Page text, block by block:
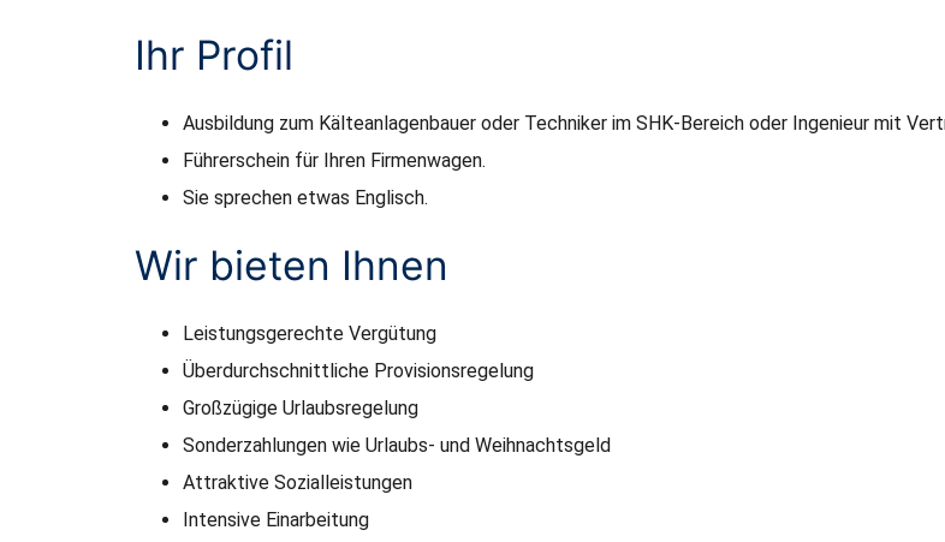
Ihr Profil
Ausbildung zum Kälteanlagenbauer oder Techniker im SHK-Bereich oder Ingenieur mit
Führerschein für Ihren Firmenwagen.
Sie sprechen etwas Englisch.
Wir bieten Ihnen
Leistungsgerechte Vergütung
Überdurchschnittliche Provisionsregelung
Großzügige Urlaubsregelung
Sonderzahlungen wie Urlaubs- und Weihnachtsgeld
Attraktive Sozialleistungen
Intensive Einarbeitung